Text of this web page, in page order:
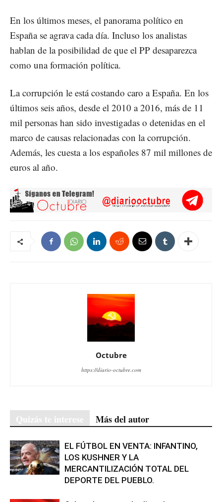
En los últimos meses, el panorama político en
España se agrava cada día. Incluso los analistas
hablan de la posibilidad de que el PP desaparezca
como una formación política.
La corrupción le está costando caro a España. En los
últimos seis años, desde el 2010 a 2016, más de 11
mil personas han sido investigadas o detenidas en el
marco de causas relacionadas con la corrupción.
Además, les cuesta a los españoles 87 mil millones de
euros al año.
Octubre
https://diario-octubre.com
Quizás te interese Más del autor
EL FÚTBOL EN VENTA: INFANTINO,
LOS KUSHNER Y LA
MERCANTILIZACIÓN TOTAL DEL
DEPORTE DEL PUEBLO.